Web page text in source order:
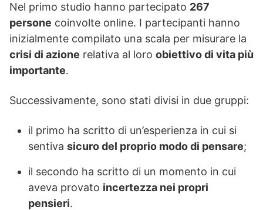
Nel primo studio hanno partecipato 267
persone coinvolte online. I partecipanti hanno
inizialmente compilato una scala per misurare la
crisi di azione relativa al loro obiettivo di vita più
importante.
Successivamente, sono stati divisi in due gruppi:
il primo ha scritto di un’esperienza in cui si
sentiva sicuro del proprio modo di pensare;
il secondo ha scritto di un momento in cui
aveva provato incertezza nei propri
pensieri.